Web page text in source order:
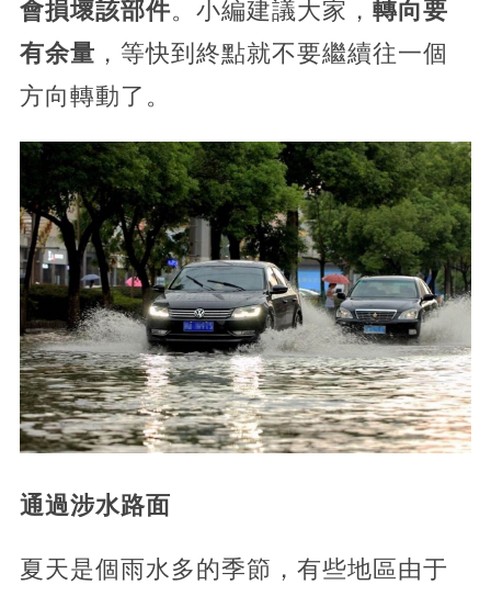
會損壞該部件。小編建議大家， 轉向要
有余量 ，等快到終點就不要繼續往一個
方向轉動了。
通過涉水路面
夏天是個雨水多的季節，有些地區由于